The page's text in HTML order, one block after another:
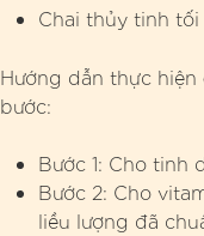
Chai thủy tinh tối
Hướng dẫn thực hiện
bước:
Bước 1: Cho tinh
Bước 2: Cho
liều lượng đã